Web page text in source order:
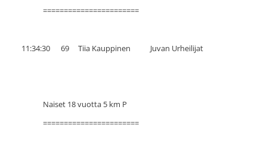
=======================
11:34:30 69 Tiia Kauppinen Juvan Urheilijat
Naiset 18 vuotta 5 km P
=======================